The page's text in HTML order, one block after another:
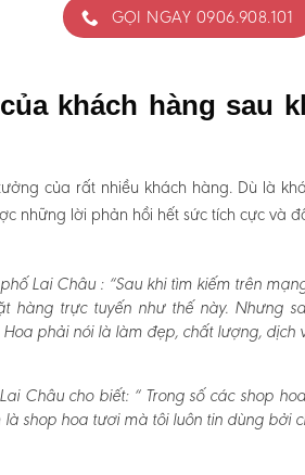
GỌI NGAY 0906.908.101
khách hàng sau
của rất nhiều khách hàng. Dù là
những lời phản hồi hết sức tích cực và
Lai Châu :“Sau khi tìm kiếm trên
hàng trực tuyến như thế này. Nhưng
phải nói là làm đẹp, chất lượng, dịch
Châu cho biết:“ Trong số các shop
là shop hoa tươi mà tôi luôn tin dùng bởi